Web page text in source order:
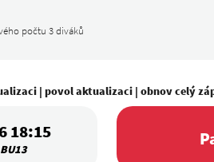
počtu 3 diváků
| povol aktualizaci| obnov celý
18:15